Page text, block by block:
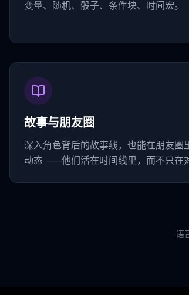
变量、随机、骰子、条件块、时间宏。
故事与朋友圈
深入角色背后的故事线，也能在朋友圈
动态——他们活在时间线里，而不只在
语